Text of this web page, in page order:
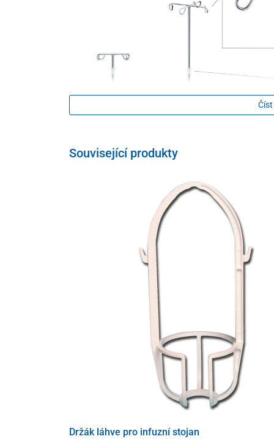
Na vrcholu stojanu su 4 úchyty, které slouží k držení
Číst
Související produkty
Držák láhve pro infuzní stojan